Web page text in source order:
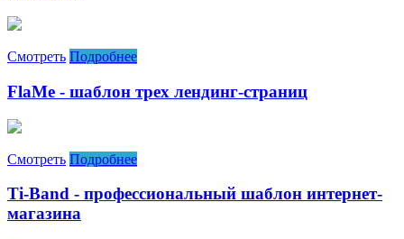
Смотреть Подробнее
FlaMe - шаблон трех лендинг-страниц
Смотреть Подробнее
Ti-Band - профессиональный шаблон интернет-
магазина